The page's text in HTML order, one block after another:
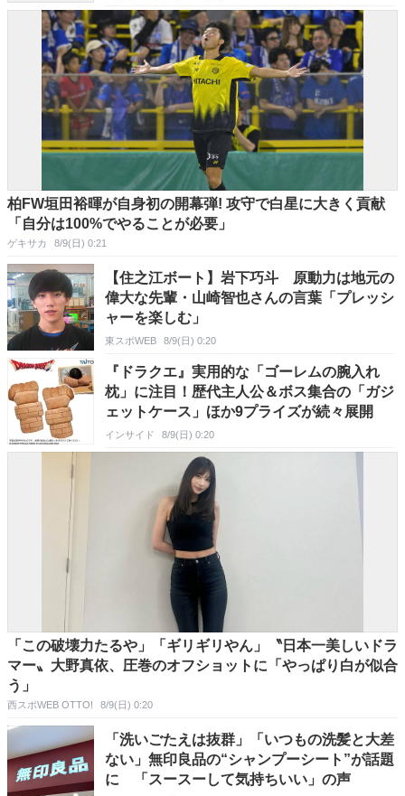
柏FW垣田裕暉が自身初の開幕弾! 攻守で白星に大きく貢献
「自分は100%でやることが必要」
ゲキサカ 8/9(日) 0:21
【住之江ボート】岩下巧斗 原動力は地元の
偉大な先輩・山崎智也さんの言葉「プレッシ
ャーを楽しむ」
東スポWEB 8/9(日) 0:20
『ドラクエ』実用的な「ゴーレムの腕入れ
枕」に注目！歴代主人公＆ボス集合の「ガジ
ェットケース」ほか9プライズが続々展開
インサイド 8/9(日) 0:20
「この破壊力たるや」「ギリギリやん」〝日本一美しいドラ
マー〟大野真依、圧巻のオフショットに「やっぱり白が似合
う」
西スポWEB OTTO! 8/9(日) 0:20
「洗いごたえは抜群」「いつもの洗髪と大差
ない」無印良品の“シャンプーシート”が話題
に 「スースーして気持ちいい」の声